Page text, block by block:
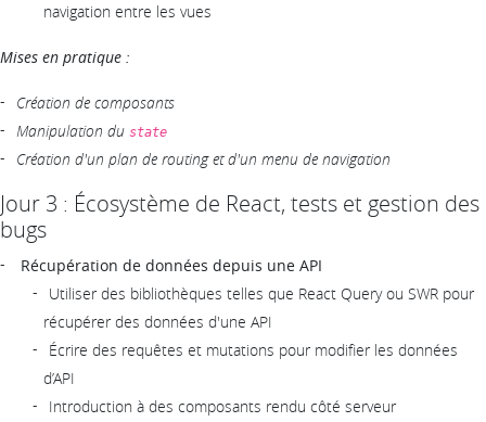
navigation entre les vues
Mises en pratique :
Création de composants
Manipulation du state
Création d'un plan de routing et d'un menu de navigation
Jour 3 : Écosystème de React, tests et gestion des
bugs
Récupération de données depuis une API
Utiliser des bibliothèques telles que React Query ou SWR pour
récupérer des données d'une API
Écrire des requêtes et mutations pour modifier les données
d’API
Introduction à des composants rendu côté serveur